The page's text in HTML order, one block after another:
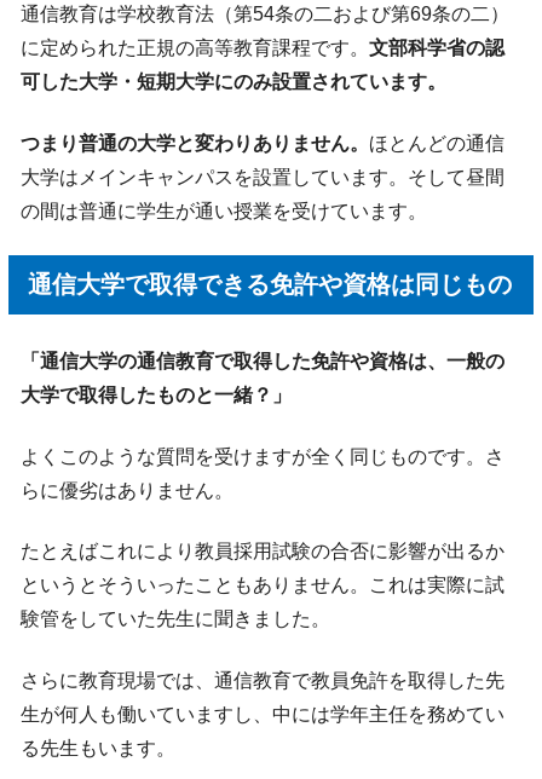
通信教育は学校教育法（第54条の二および第69条の二）
に定められた正規の高等教育課程です。文部科学省の認
可した大学・短期大学にのみ設置されています。
つまり普通の大学と変わりありません。 ほとんどの通信
大学はメインキャンパスを設置しています。そして昼間
の間は普通に学生が通い授業を受けています。
通信大学で取得できる免許や資格は同じもの
「通信大学の通信教育で取得した免許や資格は、一般の
大学で取得したものと一緒？」
よくこのような質問を受けますが全く同じものです。さ
らに優劣はありません。
たとえばこれにより教員採用試験の合否に影響が出るか
というとそういったこともありません。これは実際に試
験管をしていた先生に聞きました。
さらに教育現場では、通信教育で教員免許を取得した先
生が何人も働いていますし、中には学年主任を務めてい
る先生もいます。